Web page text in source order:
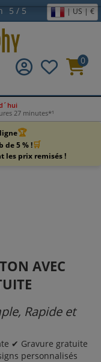
5 / 5 | US | €
0
27 minutes*¹
🏆
de 5 % !🛒
les prix remisés !
AVEC
Rapide et
✔ Gravure gratuite
personnalisés